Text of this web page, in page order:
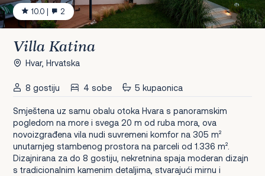
10.0 | 2
Villa Katina
Hvar, Hrvatska
8 gostiju 4 sobe 5 kupaonica
Smještena uz samu obalu otoka Hvara s panoramskim
pogledom na more i svega 20 m od ruba mora, ova
novoizgrađena vila nudi suvremeni komfor na 305 m²
unutarnjeg stambenog prostora na parceli od 1.336 m².
Dizajnirana za do 8 gostiju, nekretnina spaja moderan dizajn
s tradicionalnim kamenim detaljima, stvarajući mirnu i